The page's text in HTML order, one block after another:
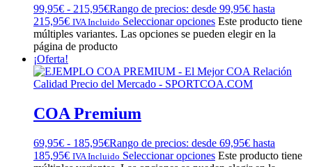
99,95€ - 215,95€Rango de precios: desde 99,95€ hasta
215,95€ IVA Incluido Seleccionar opciones Este producto tiene
múltiples variantes. Las opciones se pueden elegir en la
página de producto
¡Oferta!
COA Premium
69,95€ - 185,95€Rango de precios: desde 69,95€ hasta
185,95€ IVA Incluido Seleccionar opciones Este producto tiene